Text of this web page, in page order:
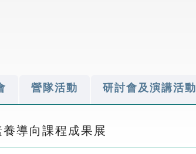
營隊活動 研討會及演講活動
導向課程成果展